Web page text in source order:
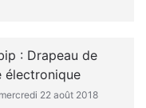
: Drapeau de
électronique
22 août 2018